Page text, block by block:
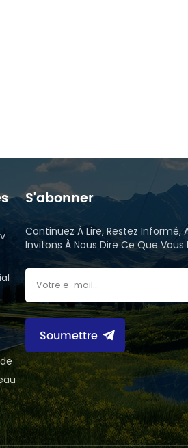
S'abonner
Continuez À Lire, Restez Informé,
Invitons À Nous Dire Ce Que Vous
Soumettre